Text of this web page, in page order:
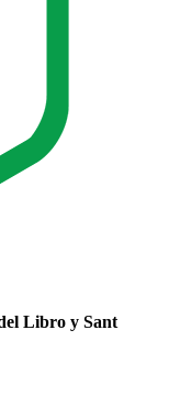
Libro y Sant